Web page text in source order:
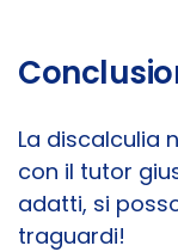
La discalculia
con il tutor
adatti, si
traguardi!